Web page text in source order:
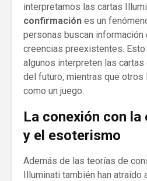
interpretamos las cartas
confirmación es un
personas buscan información
creencias preexistentes.
algunos interpreten las
del futuro, mientras que
como un juego.
La conexión con
y el esoterismo
Además de las teorías de
Illuminati también han atraído